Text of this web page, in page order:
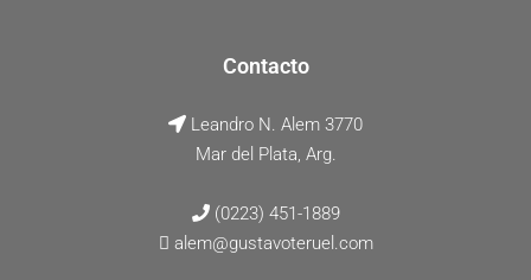
Contacto
Leandro N. Alem 3770
Mar del Plata, Arg.
(0223) 451-1889
alem@gustavoteruel.com